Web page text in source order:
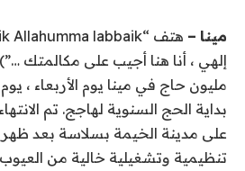
مينا –
مليون حاج في مينا يوم الأربعاء ،
بداية الحج السنوية لهاجج. تم
على مدينة الخيمة بسلاسة بعد ظهر
تنظيمية وتشغيلية خالية من